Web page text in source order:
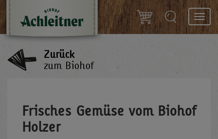
Zurück
zum Biohof
Frisches Gemüse vom Biohof
Holzer